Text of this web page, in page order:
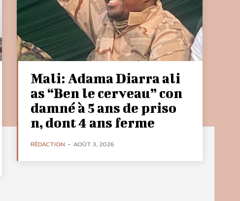
Mali: Adama Diarra ali
as “Ben le cerveau” con
damné à 5 ans de priso
n, dont 4 ans ferme
RÉDACTION - AOÛT 3, 2026